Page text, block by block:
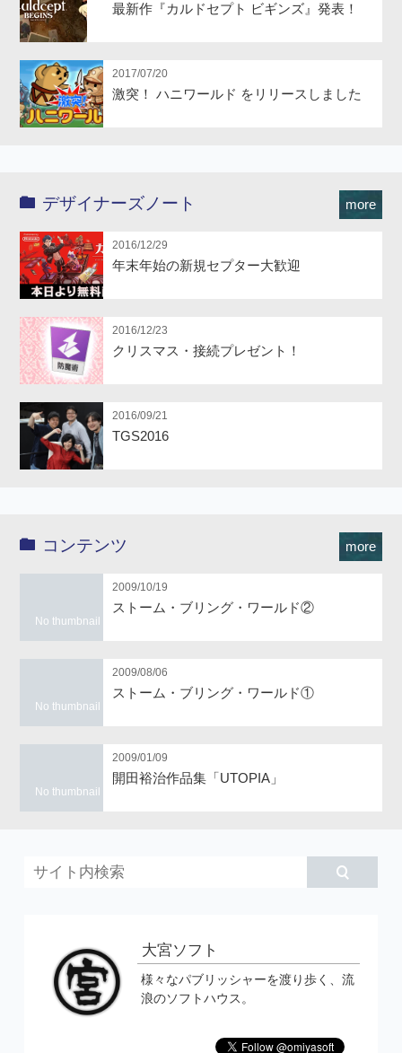
最新作『カルドセプト ビギンズ』発表！
2017/07/20
激突！ ハニワールド をリリースしました
more
デザイナーズノート
2016/12/29
年末年始の新規セプター大歓迎
2016/12/23
クリスマス・接続プレゼント！
2016/09/21
TGS2016
more
コンテンツ
No thumbnail
2009/10/19
ストーム・ブリング・ワールド②
No thumbnail
2009/08/06
ストーム・ブリング・ワールド①
No thumbnail
2009/01/09
開田裕治作品集「UTOPIA」
大宮ソフト
様々なパブリッシャーを渡り歩く、流
浪のソフトハウス。